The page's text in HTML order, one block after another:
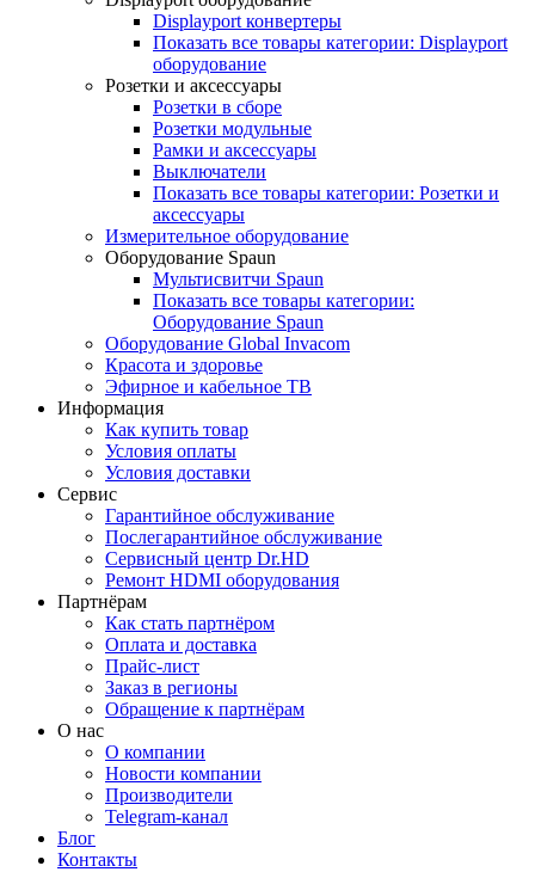
Displayport конвертеры
Показать все товары категории: Displayport
оборудование
Розетки и аксессуары
Розетки в сборе
Розетки модульные
Рамки и аксессуары
Выключатели
Показать все товары категории: Розетки и
аксессуары
Измерительное оборудование
Оборудование Spaun
Мультисвитчи Spaun
Показать все товары категории:
Оборудование Spaun
Оборудование Global Invacom
Красота и здоровье
Эфирное и кабельное ТВ
Информация
Как купить товар
Условия оплаты
Условия доставки
Сервис
Гарантийное обслуживание
Послегарантийное обслуживание
Сервисный центр Dr.HD
Ремонт HDMI оборудования
Партнёрам
Как стать партнёром
Оплата и доставка
Прайс-лист
Заказ в регионы
Обращение к партнёрам
О нас
О компании
Новости компании
Производители
Telegram-канал
Блог
Контакты